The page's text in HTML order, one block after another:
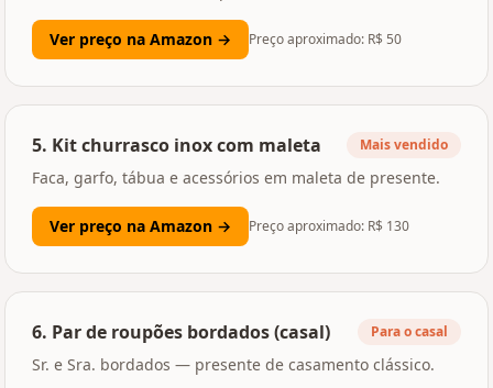
Ver preço na Amazon → Preço aproximado: R$ 50
5. Kit churrasco inox com maleta Mais vendido
Faca, garfo, tábua e acessórios em maleta de presente.
Ver preço na Amazon → Preço aproximado: R$ 130
6. Par de roupões bordados (casal) Para o casal
Sr. e Sra. bordados — presente de casamento clássico.